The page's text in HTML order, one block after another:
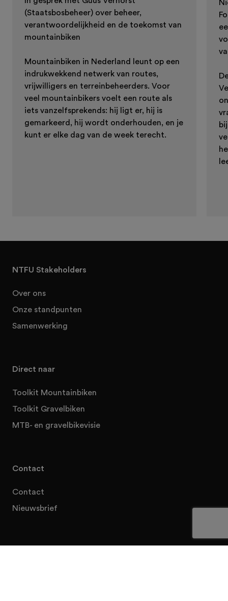
(Staatsbosbeheer) over beheer,
verantwoordelijkheid en de toekomst van
mountainbiken
Mountainbiken in Nederland leunt op een
indrukwekkend netwerk van routes,
vrijwilligers en terreinbeheerders. Voor
veel mountainbikers voelt een route als
iets vanzelfsprekends: hij ligt er, hij is
gemarkeerd, hij wordt onderhouden, en je
kunt er elke dag van de week terecht.
NTFU Stakeholders
Over ons
Onze standpunten
Samenwerking
Direct naar
Toolkit Mountainbiken
Toolkit Gravelbiken
MTB- en gravelbikevisie
Contact
Contact
Nieuwsbrief